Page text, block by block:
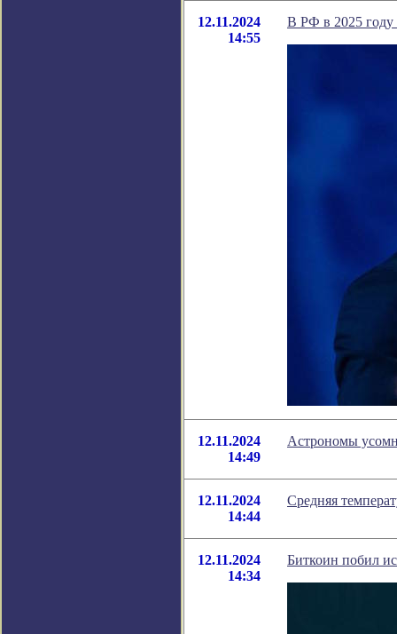
12.11.2024
14:55
В РФ в 2025 году
12.11.2024
14:49
Астрономы
12.11.2024
14:44
Средняя
12.11.2024
14:34
Биткоин побил